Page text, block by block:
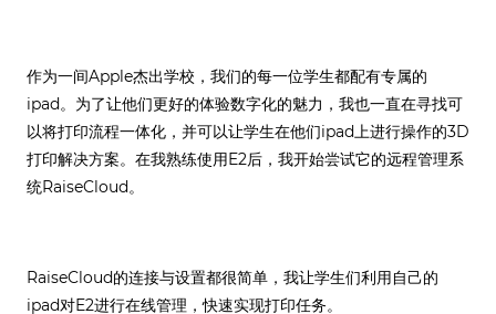
作为一间Apple杰出学校，我们的每一位学生都配有专属的
ipad。为了让他们更好的体验数字化的魅力，我也一直在寻找可
以将打印流程一体化，并可以让学生在他们ipad上进行操作的3D
打印解决方案。在我熟练使用E2后，我开始尝试它的远程管理系
统RaiseCloud。
RaiseCloud的连接与设置都很简单，我让学生们利用自己的
ipad对E2进行在线管理，快速实现打印任务。